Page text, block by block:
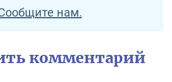
нам.
комментарий